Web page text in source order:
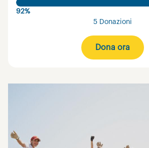
92%
5 Donazioni
Dona ora